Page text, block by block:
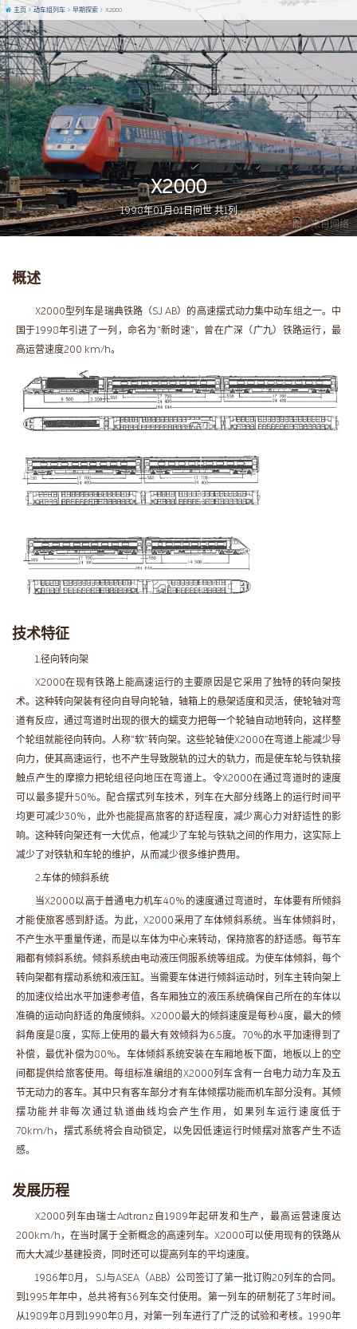
图 / 来自网络
X2000
1998年01月01日问世 共1列
主页 动车组列车 早期探索 X2000
概述
X2000型列车是瑞典铁路（SJ AB）的高速摆式动力集中动车组之一。中
国于1998年引进了一列，命名为“新时速”，曾在广深（广九）铁路运行，最
高运营速度200 km/h。
技术特征
1.径向转向架
X2000在现有铁路上能高速运行的主要原因是它采用了独特的转向架技
术。这种转向架装有径向自导向轮轴，轴箱上的悬架适度和灵活，使轮轴对弯
道有反应，通过弯道时出现的很大的蠕变力把每一个轮轴自动地转向，这样整
个轮组就能径向转向。人称“软”转向架。这些轮轴使X2000在弯道上能减少导
向力，使其高速运行，也不产生导致脱轨的过大的轨力，而是使车轮与铁轨接
触点产生的摩擦力把轮组径向地压在弯道上。令X2000在通过弯道时的速度
可以最多提升50%。配合摆式列车技术，列车在大部分线路上的运行时间平
均更可减少30%，此外也能提高旅客的舒适程度，减少离心力对舒适性的影
响。这种转向架还有一大优点，他减少了车轮与铁轨之间的作用力，这实际上
减少了对铁轨和车轮的维护，从而减少很多维护费用。
2.车体的倾斜系统
当X2000以高于普通电力机车40%的速度通过弯道时，车体要有所倾斜
才能使旅客感到舒适。为此，X2000采用了车体倾斜系统。当车体倾斜时，
不产生水平重量传递，而是以车体为中心来转动，保持旅客的舒适感。每节车
厢都有倾斜系统。倾斜系统由电动液压伺服系统等组成。为使车体倾斜，每个
转向架都有摆动系统和液压缸。当需要车体进行倾斜运动时，列车主转向架上
的加速仪给出水平加速参考值，各车厢独立的液压系统确保自己所在的车体以
准确的运动向舒适的角度倾斜。X2000最大的倾斜速度是每秒4度，最大的倾
斜角度是8度，实际上使用的最大有效倾斜为6.5度。70%的水平加速得到了
补偿，最优补偿为80%。车体倾斜系统安装在车厢地板下面，地板以上的空
间都提供给旅客使用。每组标准编组的X2000列车含有一台电力动力车及五
节无动力的客车。其中只有客车部分才有车体倾摆功能而机车部分没有。其倾
摆功能并非每次通过轨道曲线均会产生作用，如果列车运行速度低于
70km/h，摆式系统将会自动锁定，以免因低速运行时倾摆对旅客产生不适
感。
发展历程
X2000列车由瑞士Adtranz自1989年起研发和生产，最高运营速度达
200km/h，在当时属于全新概念的高速列车。X2000可以使用现有的铁路从
而大大减少基建投资，同时还可以提高列车的平均速度。
1986年8月， SJ与ASEA（ABB）公司签订了第一批订购20列车的合同。
到1995年年中，总共将有36列车交付使用。第一列车的研制花了3年时间。
从1989年8月到1990年8月，对第一列车进行了广泛的试验和考核。1990年